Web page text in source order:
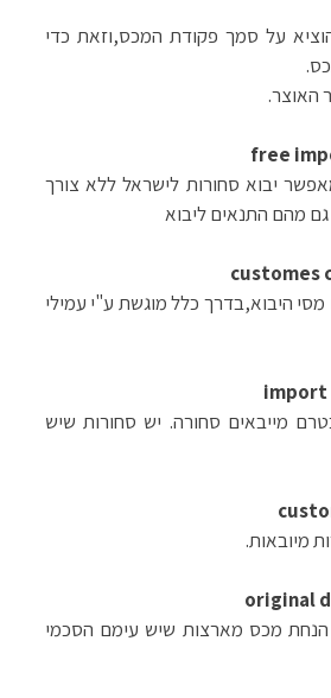
על סמך פקודת המכס,וזאת כדי
.
האוצר.
free
יבוא סחורות לישראל ללא צורך
מהם התנאים ליבוא
היבוא,בדרך כלל מוגשת ע"י עמילי
מייבאים סחורה. יש סחורות שיש
מיובאות.
original
מכס מארצות שיש עימם הסכמי